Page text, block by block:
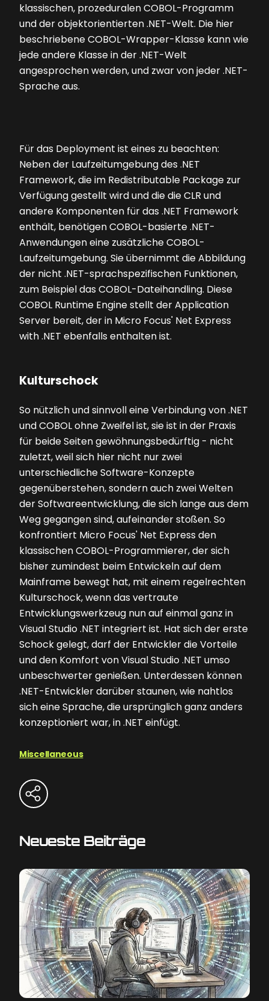
klassischen, prozeduralen COBOL-Programm
und der objektorientierten .NET-Welt. Die hier
beschriebene COBOL-Wrapper-Klasse kann wie
jede andere Klasse in der .NET-Welt
angesprochen werden, und zwar von jeder .NET-
Sprache aus.
Für das Deployment ist eines zu beachten:
Neben der Laufzeitumgebung des .NET
Framework, die im Redistributable Package zur
Verfügung gestellt wird und die die CLR und
andere Komponenten für das .NET Framework
enthält, benötigen COBOL-basierte .NET-
Anwendungen eine zusätzliche COBOL-
Laufzeitumgebung. Sie übernimmt die Abbildung
der nicht .NET-sprachspezifischen Funktionen,
zum Beispiel das COBOL-Dateihandling. Diese
COBOL Runtime Engine stellt der Application
Server bereit, der in Micro Focus' Net Express
with .NET ebenfalls enthalten ist.
Kulturschock
So nützlich und sinnvoll eine Verbindung von .NET
und COBOL ohne Zweifel ist, sie ist in der Praxis
für beide Seiten gewöhnungsbedürftig - nicht
zuletzt, weil sich hier nicht nur zwei
unterschiedliche Software-Konzepte
gegenüberstehen, sondern auch zwei Welten
der Softwareentwicklung, die sich lange aus dem
Weg gegangen sind, aufeinander stoßen. So
konfrontiert Micro Focus' Net Express den
klassischen COBOL-Programmierer, der sich
bisher zumindest beim Entwickeln auf dem
Mainframe bewegt hat, mit einem regelrechten
Kulturschock, wenn das vertraute
Entwicklungswerkzeug nun auf einmal ganz in
Visual Studio .NET integriert ist. Hat sich der erste
Schock gelegt, darf der Entwickler die Vorteile
und den Komfort von Visual Studio .NET umso
unbeschwerter genießen. Unterdessen können
.NET-Entwickler darüber staunen, wie nahtlos
sich eine Sprache, die ursprünglich ganz anders
konzeptioniert war, in .NET einfügt.
Miscellaneous
Neueste Beiträge